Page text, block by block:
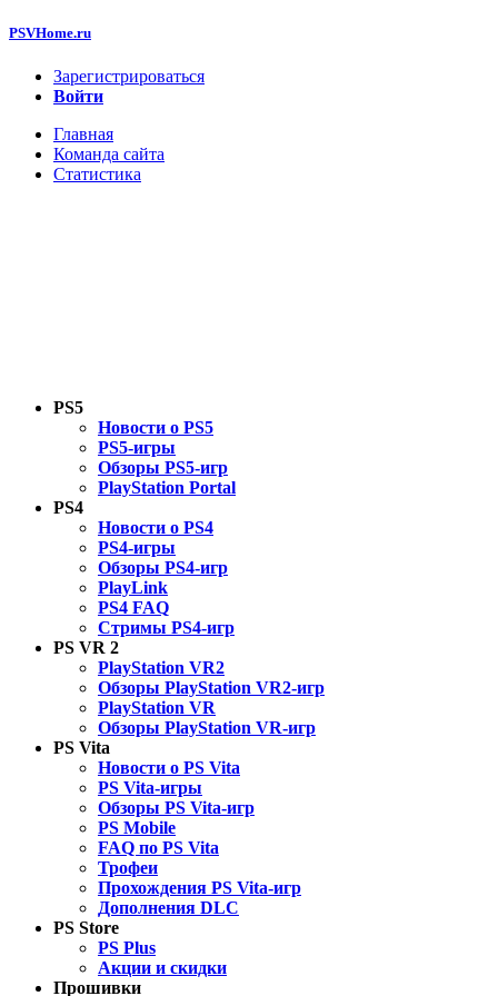
PSVHome.ru
Зарегистрироваться
Войти
Главная
Команда сайта
Статистика
PS5
Новости о PS5
PS5-игры
Обзоры PS5-игр
PlayStation Portal
PS4
Новости о PS4
PS4-игры
Обзоры PS4-игр
PlayLink
PS4 FAQ
Стримы PS4-игр
PS VR 2
PlayStation VR2
Обзоры PlayStation VR2-игр
PlayStation VR
Обзоры PlayStation VR-игр
PS Vita
Новости о PS Vita
PS Vita-игры
Обзоры PS Vita-игр
PS Mobile
FAQ по PS Vita
Трофеи
Прохождения PS Vita-игр
Дополнения DLC
PS Store
PS Plus
Акции и скидки
Прошивки